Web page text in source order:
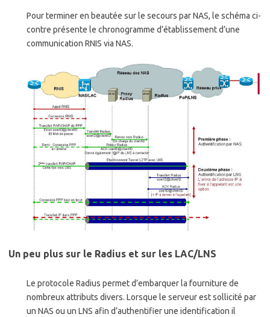
Pour terminer en beautée sur le secours par NAS, le schéma ci-
contre présente le chronogramme d’établissement d’une
communication RNIS via NAS.
Un peu plus sur le Radius et sur les LAC/LNS
Le protocole Radius permet d’embarquer la fourniture de
nombreux attributs divers. Lorsque le serveur est sollicité par
un NAS ou un LNS afin d’authentifier une identification il